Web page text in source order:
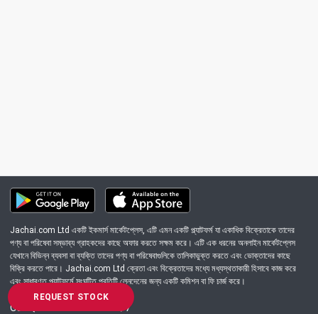
REQUEST STOCK
Jachai.com Ltd একটি ইকমার্স মার্কেটপ্লেস, এটি এমন একটি প্ল্যাটফর্ম যা একাধিক বিক্রেতাকে তাদের
পণ্য বা পরিষেবা সম্ভাব্য গ্রাহকদের কাছে অফার করতে সক্ষম করে। এটি এক ধরনের অনলাইন মার্কেটপ্লেস
যেখানে বিভিন্ন ব্যবসা বা ব্যক্তি তাদের পণ্য বা পরিষেবাগুলিকে তালিকাভুক্ত করতে এবং ভোক্তাদের কাছে
বিক্রি করতে পারে। Jachai.com Ltd ক্রেতা এবং বিক্রেতাদের মধ্যে মধ্যস্থতাকারী হিসাবে কাজ করে
এবং সাধারণত প্ল্যাটফর্মে সংঘটিত প্রতিটি লেনদেনের জন্য একটি কমিশন বা ফি চার্জ করে।
Got Question? Call us 24/7